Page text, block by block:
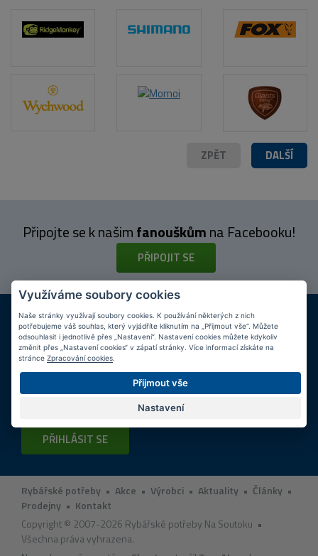
DALŠÍ
ZPĚT
Připojte se k našimfanouškůmna Facebooku!
PŘIPOJIT SE
DOPRAVA ZDARMA
Při nákupu nad 2 000 Kč
KAMENNÉ PRODEJNY
Jsme na trhu více než 10 let
Tipyk nákupu
Napište nám svůj e-mail a my vás budeme informovatmax.
o zajímavých nabídkách!
PŘIHLÁSIT SE
Rybářské potřeby • Akce • Výrobci • Aktuality • Články •
Prodejny • Kontakt
Copyright © 2007-2026 Rybářské potřeby Na Soutoku •
Všechna práva vyhrazena.
Využíváme soubory cookies
Naše stránky využívají soubory cookies. K používání některých z nich
potřebujeme váš souhlas, který vyjádříte kliknutím na „Přijmout vše“. Můžete
odsouhlasit i jednotlivě přes „Nastavení“. Nastavení cookies můžete kdykoliv
změnit přes „Nastavení cookies“ v zápatí stránky. Více informací získáte na
stránce Zpracování cookies
Přijmout vše
Nastavení